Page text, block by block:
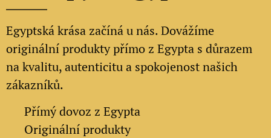
Egyptská krása začíná u nás. Dovážíme
originální produkty přímo z Egypta s důrazem
na kvalitu, autenticitu a spokojenost našich
zákazníků.
Přímý dovoz z Egypta
Originální produkty